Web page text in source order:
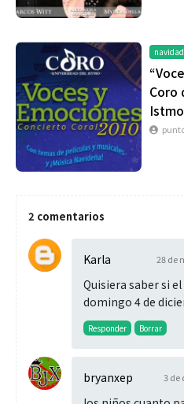
navidad
Coro
Istmo
2 comentarios
Karla 28 de
Quisiera saber si
domingo 4 de
Responder Borrar
bryanxep 3 de